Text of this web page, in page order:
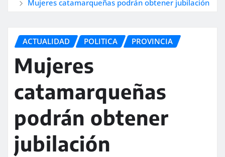
Mujeres catamarqueñas podrán obtener jubilación
ACTUALIDAD POLITICA PROVINCIA
Mujeres
catamarqueñas
podrán obtener
jubilación